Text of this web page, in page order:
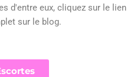
d'entre eux, cliquez sur le lien
sur le blog.